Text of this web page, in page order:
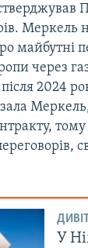
Меркель
через
2024
У